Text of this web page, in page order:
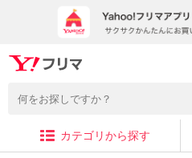
カテゴリから探す